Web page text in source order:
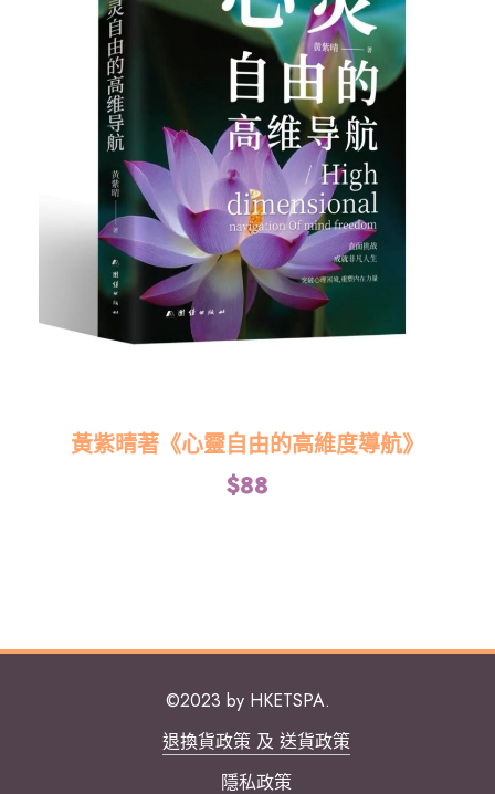
黃紫晴著《心靈自由的高維度導航》
$88
©2023 by HKETSPA.
退換貨政策 及 送貨政策
隱私政策